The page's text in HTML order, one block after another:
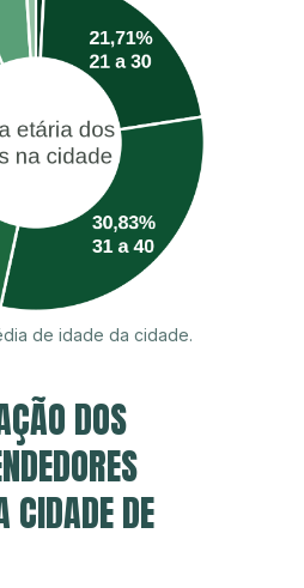
de idade da cidade.
DOS
CIDADE DE